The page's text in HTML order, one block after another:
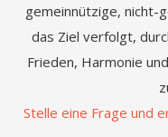
gemeinnützige, nicht-
das Ziel verfolgt,
Frieden, Harmonie
Stelle eine Frage und